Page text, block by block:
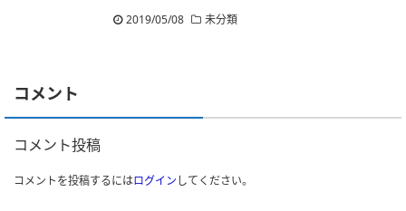
2019/05/08
未分類
コメント
コメント投稿
コメントを投稿するにはログインしてください。